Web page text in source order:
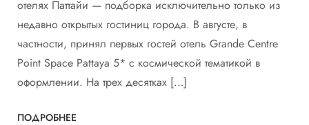
отелях Паттайи — подборка исключительно только из
недавно открытых гостиниц города. В августе, в
частности, принял первых гостей отель Grande Centre
Point Space Pattaya 5* с космической тематикой в
оформлении. На трех десятках […]
ПОДРОБНЕЕ